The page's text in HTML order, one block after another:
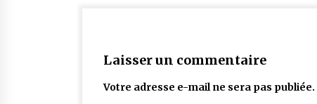
Laisser un commentaire
Votre adresse e-mail ne sera pas publiée.